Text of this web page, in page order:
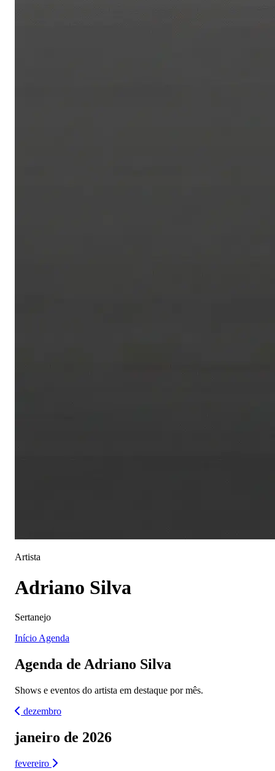
Artista
Adriano Silva
Sertanejo
Início Agenda
Agenda de Adriano Silva
Shows e eventos do artista em destaque por mês.
dezembro
janeiro de 2026
fevereiro